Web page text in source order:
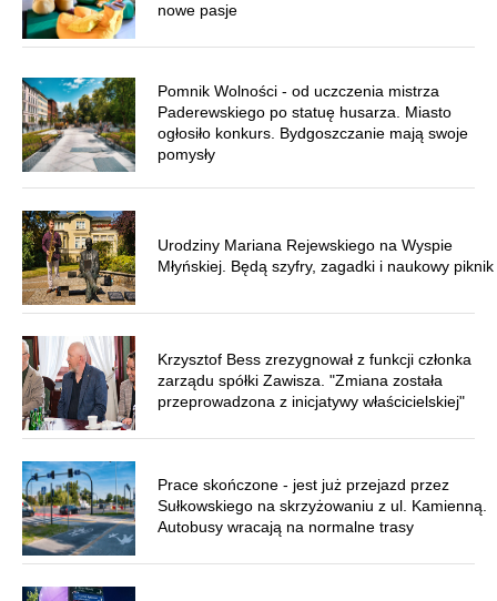
nowe pasje
Pomnik Wolności - od uczczenia mistrza
Paderewskiego po statuę husarza. Miasto
ogłosiło konkurs. Bydgoszczanie mają swoje
pomysły
Urodziny Mariana Rejewskiego na Wyspie
Młyńskiej. Będą szyfry, zagadki i naukowy piknik
Krzysztof Bess zrezygnował z funkcji członka
zarządu spółki Zawisza. "Zmiana została
przeprowadzona z inicjatywy właścicielskiej"
Prace skończone - jest już przejazd przez
Sułkowskiego na skrzyżowaniu z ul. Kamienną.
Autobusy wracają na normalne trasy